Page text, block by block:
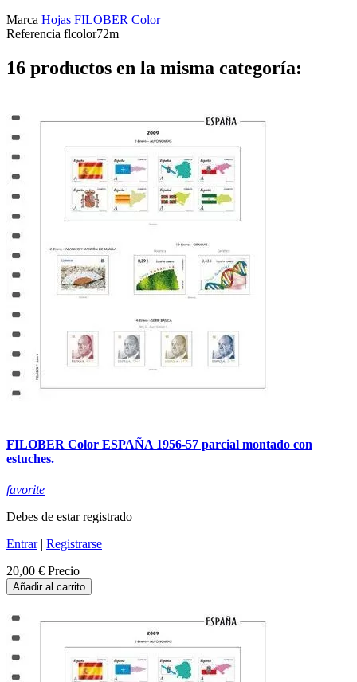
Marca Hojas FILOBER Color
Referencia flcolor72m
16 productos en la misma categoría:
FILOBER Color ESPAÑA 1956-57 parcial montado con
estuches.
favorite
Debes de estar registrado
Entrar| Registrarse
20,00 € Precio
Añadir al carrito